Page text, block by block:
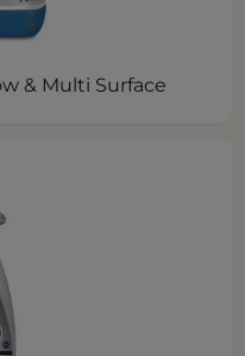
& Multi Surface